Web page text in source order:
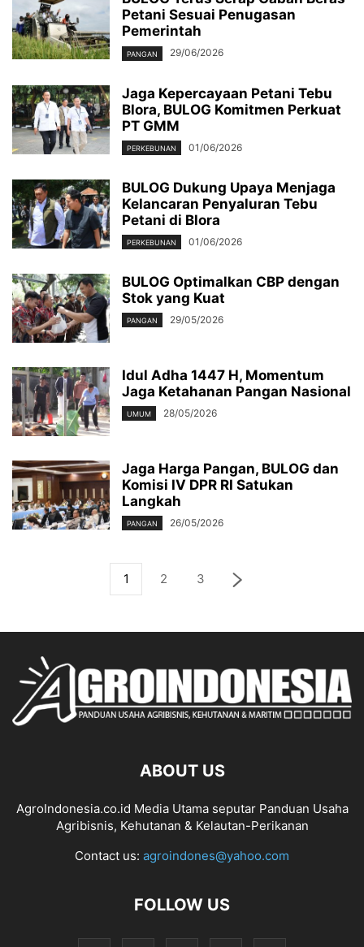
Petani Sesuai Penugasan
Pemerintah
PANGAN 29/06/2026
Jaga Kepercayaan Petani Tebu
Blora, BULOG Komitmen Perkuat
PT GMM
PERKEBUNAN 01/06/2026
BULOG Dukung Upaya Menjaga
Kelancaran Penyaluran Tebu
Petani di Blora
PERKEBUNAN 01/06/2026
BULOG Optimalkan CBP dengan
Stok yang Kuat
PANGAN 29/05/2026
Idul Adha 1447 H, Momentum
Jaga Ketahanan Pangan Nasional
UMUM 28/05/2026
Jaga Harga Pangan, BULOG dan
Komisi IV DPR RI Satukan
Langkah
PANGAN 26/05/2026
1 2 3
ABOUT US
AgroIndonesia.co.id Media Utama seputar Panduan Usaha
Agribisnis, Kehutanan & Kelautan-Perikanan
Contact us: agroindones@yahoo.com
FOLLOW US